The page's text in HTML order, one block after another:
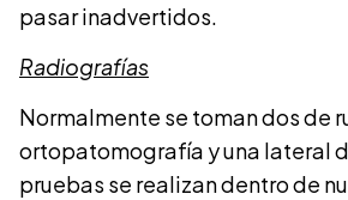
pasar inadvertidos.
Radiografías
Normalmente se toman dos de
ortopatomografía y una lateral
pruebas se realizan dentro de